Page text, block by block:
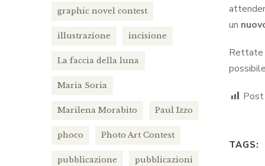
un
Rettate
TAGS:
graphic novel contest
illustrazione incisione
La faccia della luna
Maria Soria
Marilena Morabito Paul Izzo
phoco Photo Art Contest
pubblicazione pubblicazioni